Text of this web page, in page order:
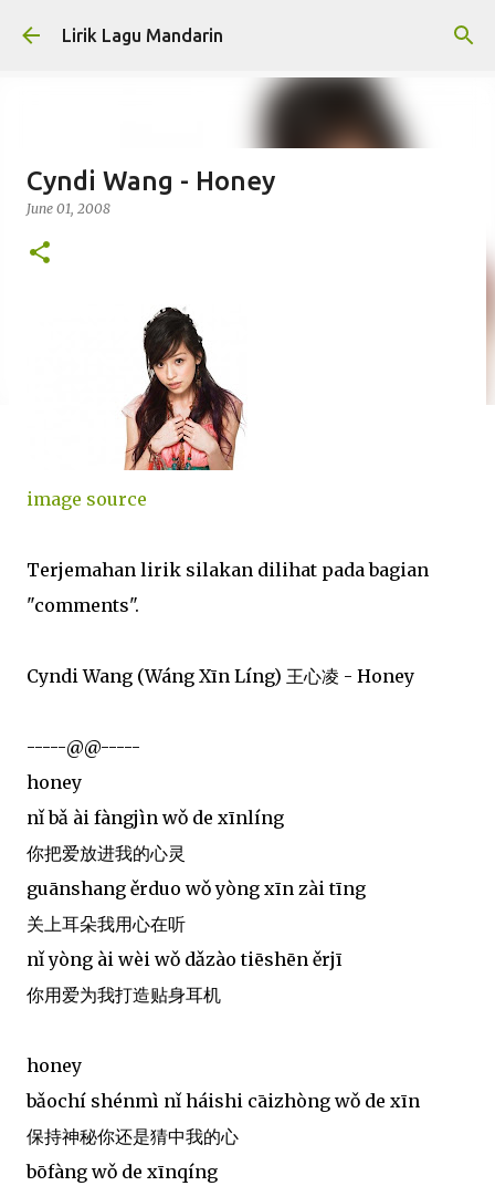
Skip to main content
Lirik Lagu Mandarin
Cyndi Wang - Honey
June 01, 2008
image source
Terjemahan lirik silakan dilihat pada bagian
"comments".
Cyndi Wang (Wáng Xīn Líng) 王心凌 - Honey
-----@@-----
honey
nǐ bǎ ài fàngjìn wǒ de xīnlíng
你把爱放进我的心灵
guānshang ěrduo wǒ yòng xīn zài tīng
关上耳朵我用心在听
nǐ yòng ài wèi wǒ dǎzào tiēshēn ěrjī
你用爱为我打造贴身耳机
honey
bǎochí shénmì nǐ háishi cāizhòng wǒ de xīn
保持神秘你还是猜中我的心
bōfàng wǒ de xīnqíng